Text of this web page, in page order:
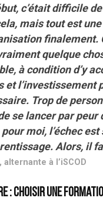
c’était difficile
mais tout est
finalement.
quelque
à condition d’y
et l’investissement
Trop de
se lancer par peur
moi, l’échec est
Alors, il
alternante à l’iSCOD
: choisir une